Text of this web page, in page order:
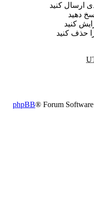
ارسال کنید
دهید
کنید
حذف کنید
phpBB® Forum